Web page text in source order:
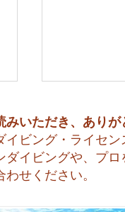
みいただき、あり
ビング・ライセ
イビングや、プ
せください。